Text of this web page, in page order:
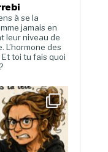
à se la
jamais en
leur niveau de
L’hormone des
toi tu fais quoi